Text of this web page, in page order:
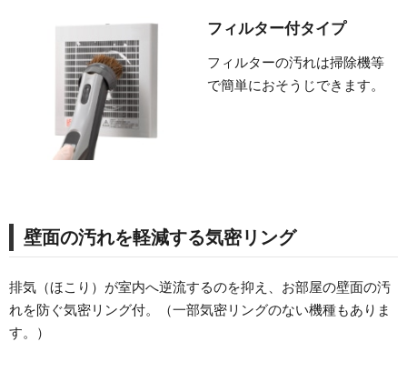
フィルター付タイプ
フィルターの汚れは掃除機等
で簡単におそうじできます。
壁面の汚れを軽減する気密リング
排気（ほこり）が室内へ逆流するのを抑え、お部屋の壁面の汚
れを防ぐ気密リング付。（一部気密リングのない機種もありま
す。）